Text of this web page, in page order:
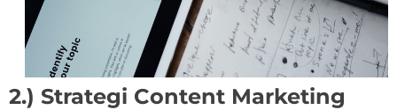
2.) Strategi Content Marketing